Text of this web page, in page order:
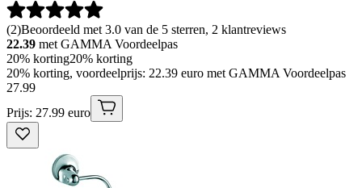
(2)Beoordeeld met 3.0 van de 5 sterren, 2 klantreviews
22.39 met GAMMA Voordeelpas
20% korting20% korting
20% korting, voordeelprijs: 22.39 euro met GAMMA Voordeelpas
27.99
Prijs: 27.99 euro